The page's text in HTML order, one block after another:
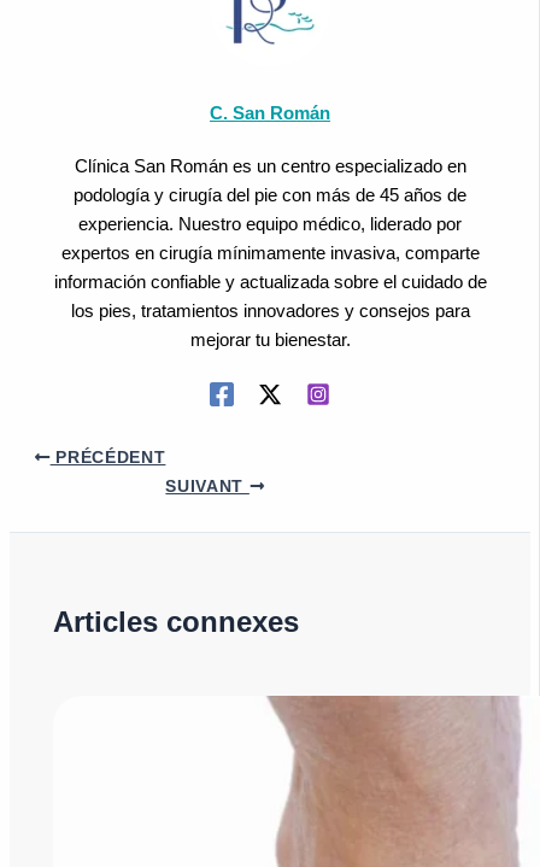
C. San Román
Clínica San Román es un centro especializado en
podología y cirugía del pie con más de 45 años de
experiencia. Nuestro equipo médico, liderado por
expertos en cirugía mínimamente invasiva, comparte
información confiable y actualizada sobre el cuidado de
los pies, tratamientos innovadores y consejos para
mejorar tu bienestar.
PRÉCÉDENT
SUIVANT
Articles connexes